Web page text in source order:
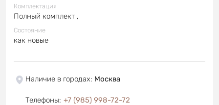
Комплектация
Полный комплект ,
Состояние
как новые
Наличие в городах: Москва
Телефоны: +7 (985) 998-72-72